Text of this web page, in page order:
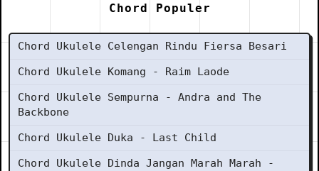
Chord Populer
Chord Ukulele Celengan Rindu Fiersa Besari
Chord Ukulele Komang - Raim Laode
Chord Ukulele Sempurna - Andra and The
Backbone
Chord Ukulele Duka - Last Child
Chord Ukulele Dinda Jangan Marah Marah -